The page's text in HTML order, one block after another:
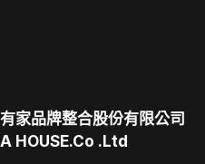
有家品牌整合股份有限公司
A HOUSE.Co .Ltd